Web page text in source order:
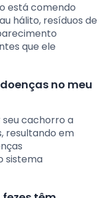
está comendo
hálito, resíduos de
que ele
no meu
seu cachorro a
resultando em
sistema